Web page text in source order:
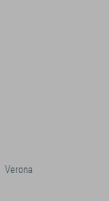
Verona